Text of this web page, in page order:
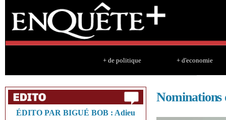
+ de politique + d'economie
ÉDITO PAR BIGUÉ BOB : Adieu